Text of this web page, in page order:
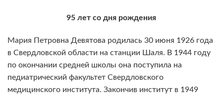
95 лет со дня рождения
Мария Петровна Девятова родилась 30 июня 1926 года
в Свердловской области на станции Шаля. В 1944 году
по окончании средней школы она поступила на
педиатрический факультет Свердловского
медицинского института. Закончив институт в 1949